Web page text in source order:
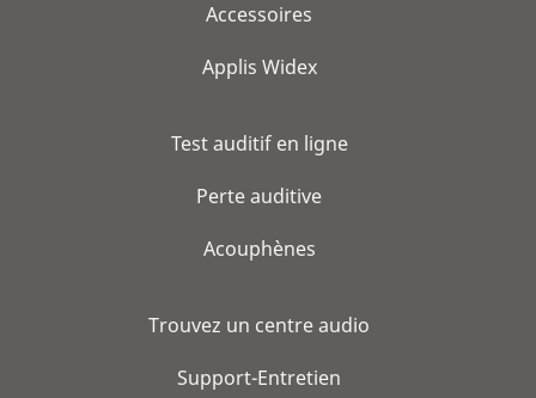
Accessoires
Applis Widex
Test auditif en ligne
Perte auditive
Acouphènes
Trouvez un centre audio
Support-Entretien